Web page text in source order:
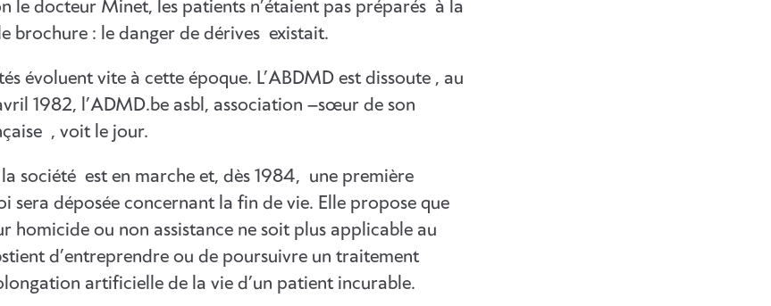
le docteur Minet, les patients n’étaient pas préparés à la
brochure : le danger de dérives existait.
évoluent vite à cette époque. L’ABDMD est dissoute , au
1982, l’ADMD.be asbl, association –sœur de son
, voit le jour.
société est en marche et, dès 1984, une première
sera déposée concernant la fin de vie. Elle propose que
homicide ou non assistance ne soit plus applicable au
d’entreprendre ou de poursuivre un traitement
artificielle de la vie d’un patient incurable.